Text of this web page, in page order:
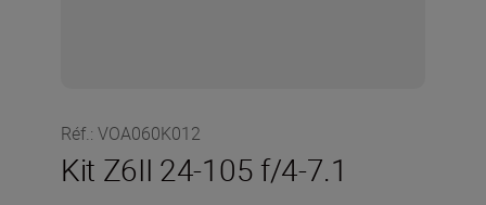
Réf.: VOA060K012
Kit Z6II 24-105 f/4-7.1